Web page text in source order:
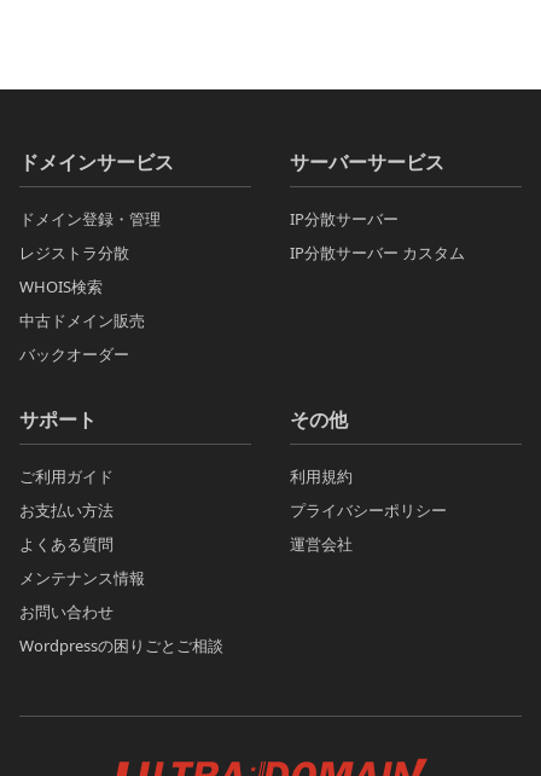
ドメインサービス
ドメイン登録・管理
レジストラ分散
WHOIS検索
中古ドメイン販売
バックオーダー
サーバーサービス
IP分散サーバー
IP分散サーバー カスタム
サポート
ご利用ガイド
お支払い方法
よくある質問
メンテナンス情報
お問い合わせ
Wordpressの困りごとご相談
その他
利用規約
プライバシーポリシー
運営会社